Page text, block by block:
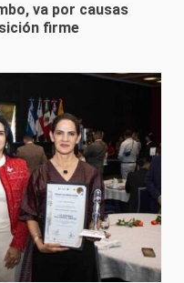
va por causas
firme